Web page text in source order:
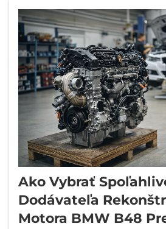
než len cenových štítkov.
skutočnej regenerácii, ...
Ako Vybrať
Dodávateľa
Motora BMW B48